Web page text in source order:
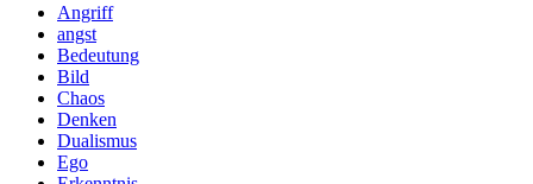
Angriff
angst
Bedeutung
Bild
Chaos
Denken
Dualismus
Ego